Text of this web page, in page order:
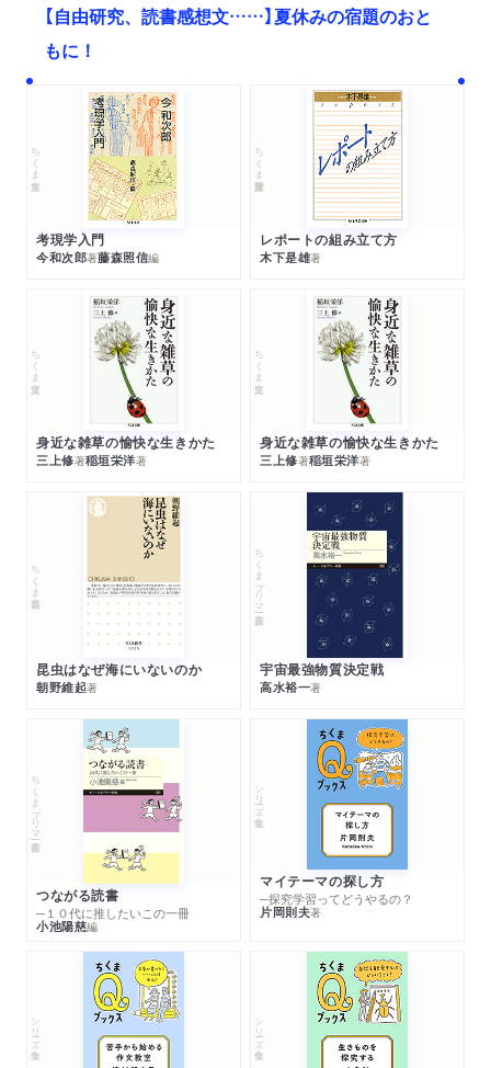
【自由研究、読書感想文……】夏休みの宿題のおと
もに！
ちくま文庫
考現学入門
今和次郎著藤森照信編
ちくま学芸文庫
レポートの組み立て方
木下是雄著
ちくま文庫
身近な雑草の愉快な生きかた
三上修著稲垣栄洋著
ちくま文庫
身近な雑草の愉快な生きかた
三上修著稲垣栄洋著
ちくま新書
昆虫はなぜ海にいないのか
朝野維起著
ちくまプリマー新書
宇宙最強物質決定戦
高水裕一著
ちくまプリマー新書
つながる読書
─１０代に推したいこの一冊
小池陽慈編
シリーズ・全集
マイテーマの探し方
─探究学習ってどうやるの？
片岡則夫著
シリーズ・全集 シリーズ・全集